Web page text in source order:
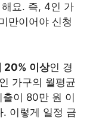
요. 즉, 4인 가
만이어야 신청
20% 이상인 경
가구의 월평균
이 80만 원 이
. 이렇게 일정 금